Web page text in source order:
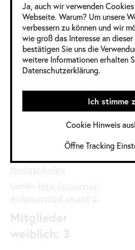
3 Frauen 5 Männer
Informationen
,2022 / 2023
Deutschland,
Produktdesign
Quelle:
http://universal-
design.org/ud-award-2/
Mitglieder
weiblich: 3
Ja, auch wir verwenden
Webseite. Warum? Um unsere
verbessern zu können und wir
wie groß das Interesse an
bestätigen Sie uns die
weitere Informationen erhalten
Datenschutzerklärung.
Ich stimme
Cookie Hinweis
Öffne Tracking